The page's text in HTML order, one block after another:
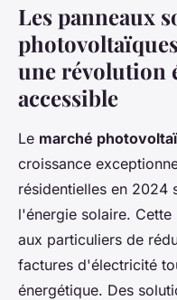
Les panneaux
une révolution
accessible
Le marché
croissance
résidentielles en 2024
l'énergie solaire.
aux particuliers de
factures d'électricité
énergétique. Des